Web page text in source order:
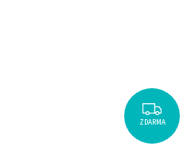
ZDARMA